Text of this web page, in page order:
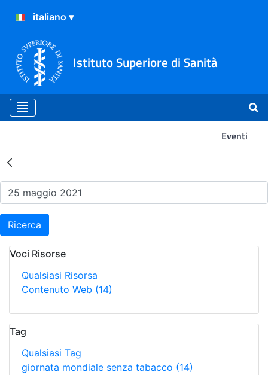
Istituto Superiore di Sanità
Eventi
Risultati della Ricerca -
Ricerca
Voci Risorse
Qualsiasi Risorsa
Contenuto Web (14)
Tag
Qualsiasi Tag
giornata mondiale senza tabacco (14)